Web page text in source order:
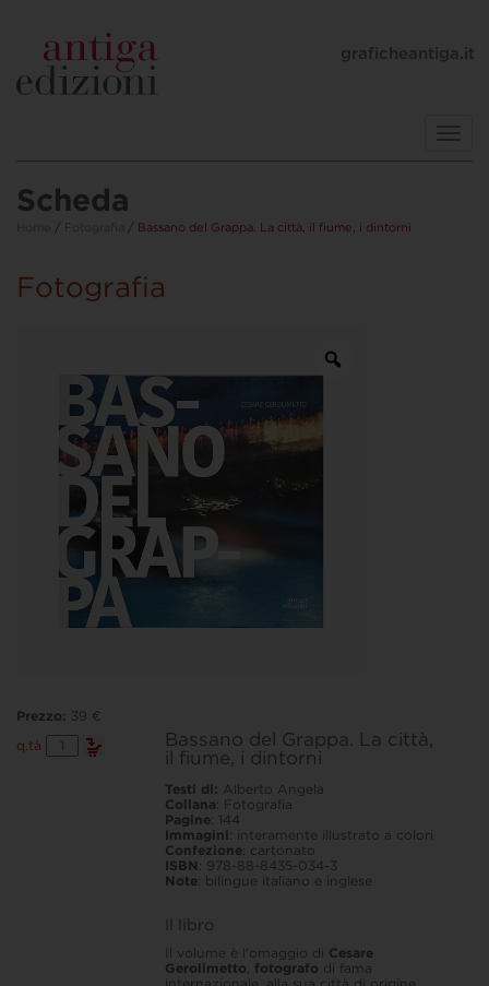
graficheantiga.it
Scheda
/ / Bassano del Grappa. La città, il fiume, i dintorni
Fotografia
Bassano del Grappa. La città,
il fiume, i dintorni
Testi di: Alberto Angela
Collana: Fotografia
Pagine: 144
Immagini: interamente illustrato a colori
Confezione: cartonato
ISBN : 978-88-8435-034-3
Note: bilingue italiano e inglese
Il libro
Il volume è l'omaggio di Cesare
Gerolimetto fotografo di fama
Prezzo: 39 €
q.tà
Bassano
del